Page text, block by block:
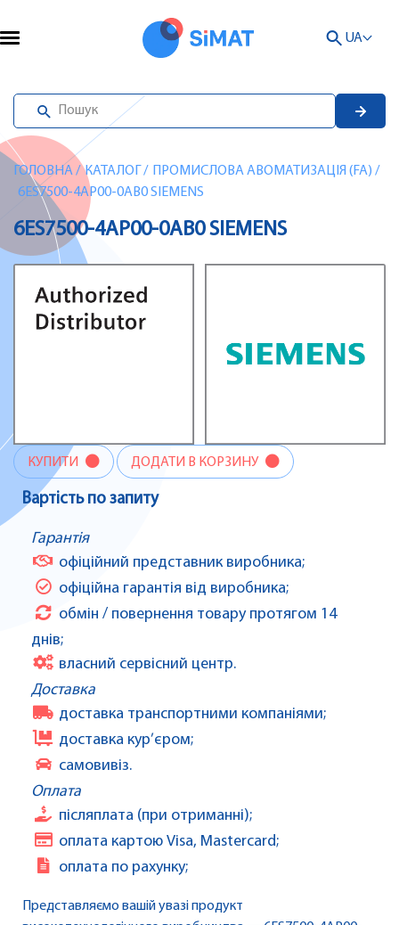
UA
ГОЛОВНА/ КАТАЛОГ / ПРОМИСЛОВА АВОМАТИЗАЦІЯ (FA) /
6ES7500-4AP00-0AB0 SIEMENS
6ES7500-4AP00-0AB0 SIEMENS
КУПИТИ ДОДАТИ В КОРЗИНУ
Вартість по запиту
Гарантія
офіційний представник виробника;
офіційна гарантія від виробника;
обмін / повернення товару протягом 14
днів;
власний сервісний центр.
Доставка
доставка транспортними компаніями;
доставка кур’єром;
самовивіз.
Оплата
післяплата (при отриманні);
оплата картою Visa, Mastercard;
оплата по рахунку;
Представляємо вашій увазі продукт